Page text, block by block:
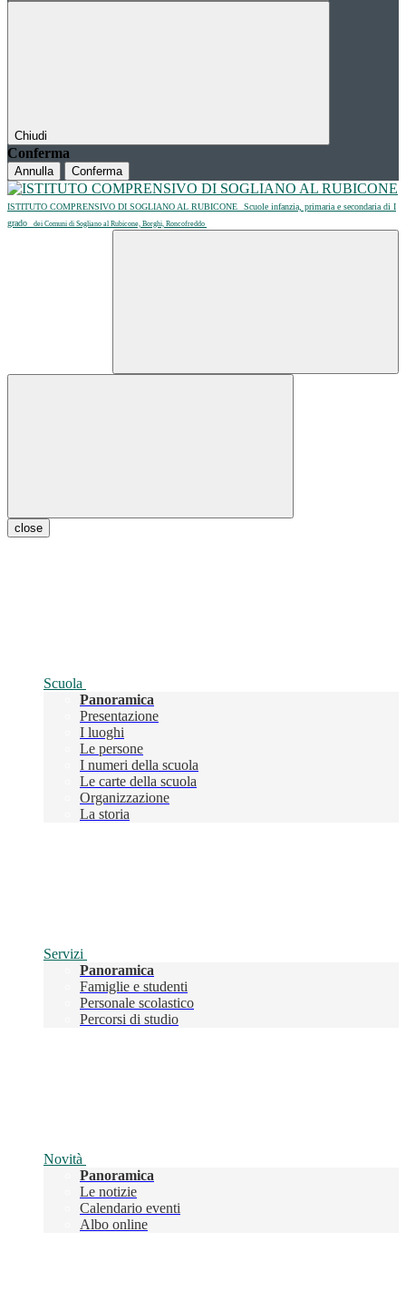
Chiudi
Conferma
Annulla Conferma
ISTITUTO COMPRENSIVO DI SOGLIANO AL RUBICONE
Scuole infanzia, primaria e secondaria di I
grado
dei Comuni di Sogliano al Rubicone, Borghi, Roncofreddo
close
Scuola
Panoramica
Presentazione
I luoghi
Le persone
I numeri della scuola
Le carte della scuola
Organizzazione
La storia
Servizi
Panoramica
Famiglie e studenti
Personale scolastico
Percorsi di studio
Novità
Panoramica
Le notizie
Calendario eventi
Albo online